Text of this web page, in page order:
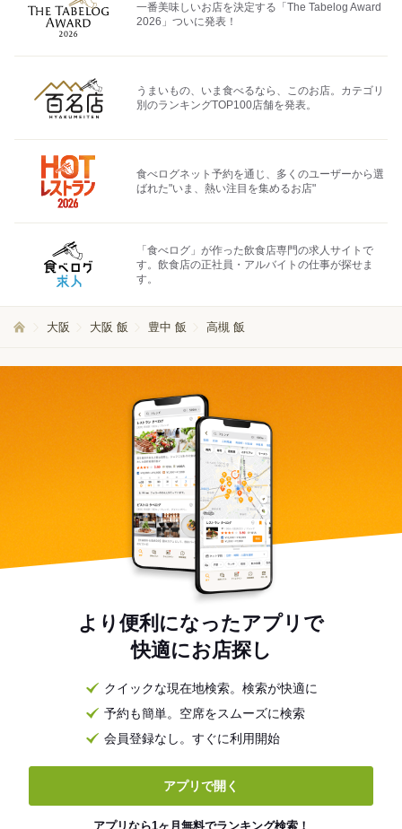
一番美味しいお店を決定する「The Tabelog Award
2026」ついに発表！
うまいもの、いま食べるなら、このお店。カテゴリ
別のランキングTOP100店舗を発表。
食べログネット予約を通じ、多くのユーザーから選
ばれた"いま、熱い注目を集めるお店"
「食べログ」が作った飲食店専門の求人サイトで
す。飲食店の正社員・アルバイトの仕事が探せま
す。
大阪 大阪 飯 豊中 飯 高槻 飯
より便利になったアプリで
快適にお店探し
クイックな現在地検索。検索が快適に
予約も簡単。空席をスムーズに検索
会員登録なし。すぐに利用開始
アプリで開く
アプリなら1ヶ月無料でランキング検索！